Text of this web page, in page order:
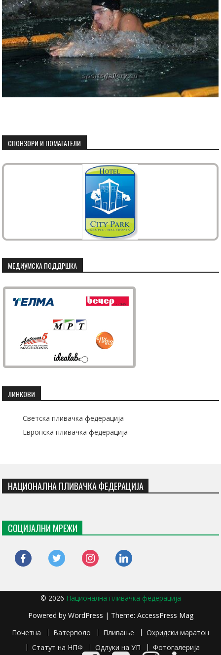
СПОНЗОРИ И ПОМАГАТЕЛИ
МЕДИУМСКА ПОДДРШКА
ЛИНКОВИ
Светска пливачка федерација
Европска пливачка федерација
НАЦИОНАЛНА ПЛИВАЧКА ФЕДЕРАЦИЈА
СОЦИЈАЛНИ МРЕЖИ
facebook twitter instagram linkedin
© 2026 Национална пливачка федерација
Powered by WordPress | Theme: AccessPress Mag
Почетна
Ватерполо Пливање
Охридски маратон
Статут на НПФ
Одлуки на УП
Фотогалерија